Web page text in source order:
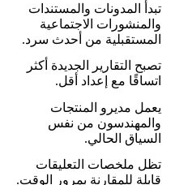
تبدأ المدونات والمستندات
والمنشورات الاجتماعية
المستقبلية من أحدث سرد.
تصبح التقارير الجديدة أكثر
اتساقًا مع إعداد أقل.
يعمل مديرو المنتجات
والمهندسون من نفس
السياق الحالي.
تظل ملخصات التعليقات
قابلة للمقارنة بمرور الوقت.